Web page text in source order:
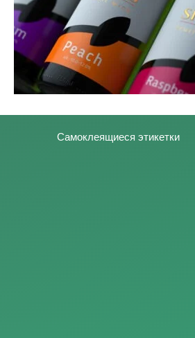
Самоклеящиеся этикетки